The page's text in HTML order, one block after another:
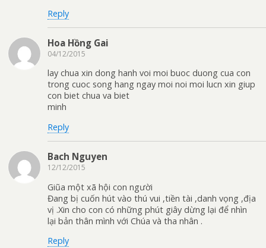
Reply
Hoa Hồng Gai
04/12/2015
lay chua xin dong hanh voi moi buoc duong cua con
trong cuoc song hang ngay moi noi moi lucn xin giup
con biet chua va biet
minh
Reply
Bach Nguyen
12/12/2015
Giũa một xã hội con người
Đang bị cuốn hút vào thú vui ,tiền tài ,danh vọng ,địa
vị .Xin cho con có những phút giây dừng lại để nhìn
lại bản thân mình với Chúa và tha nhân .
Reply